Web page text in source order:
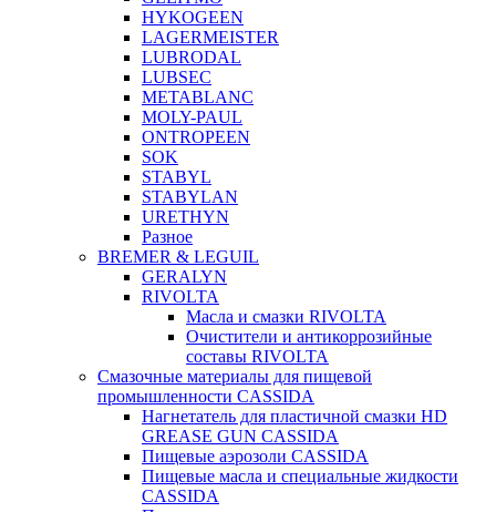
HYKOGEEN
LAGERMEISTER
LUBRODAL
LUBSEC
METABLANC
MOLY-PAUL
ONTROPEEN
SOK
STABYL
STABYLAN
URETHYN
Разное
BREMER & LEGUIL
GERALYN
RIVOLTA
Масла и смазки RIVOLTA
Очистители и антикоррозийные
составы RIVOLTA
Смазочные материалы для пищевой
промышленности CASSIDA
Нагнетатель для пластичной смазки HD
GREASE GUN CASSIDA
Пищевые аэрозоли CASSIDA
Пищевые масла и специальные жидкости
CASSIDA